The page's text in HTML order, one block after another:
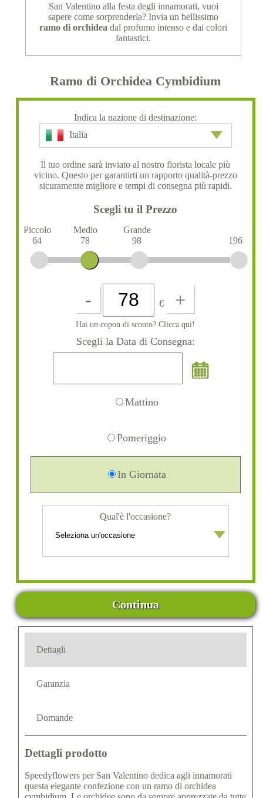
San Valentino alla festa degli innamorati, vuoi
sapere come sorprenderla? Invia un bellissimo
ramo di orchidea dal profumo intenso e dai colori
fantastici.
Ramo di Orchidea Cymbidium
Indica la nazione di destinazione:
Italia
Il tuo ordine sarà inviato al nostro fiorista locale più
vicino. Questo per garantirti un rapporto qualità-prezzo
sicuramente migliore e tempi di consegna più rapidi.
Scegli tu il Prezzo
Piccolo
64
Medio
78
Grande
98
196
- € +
Hai un copon di sconto? Clicca qui!
Scegli la Data di Consegna:
Mattino
Pomeriggio
In Giornata
Qual'è l'occasione?
Continua
Dettagli
Garanzia
Domande
Dettagli prodotto
Speedyflowers per San Valentino dedica agli innamorati
questa elegante confezione con un ramo di orchidea